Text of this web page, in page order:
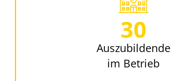
30
Auszubildende
im Betrieb